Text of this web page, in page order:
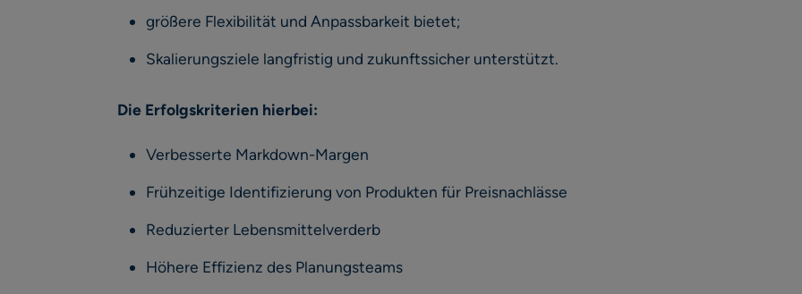
größere Flexibilität und Anpassbarkeit bietet;
Skalierungsziele langfristig und zukunftssicher unterstützt.
Die Erfolgskriterien hierbei:
Verbesserte Markdown-Margen
Frühzeitige Identifizierung von Produkten für Preisnachlässe
Reduzierter Lebensmittelverderb
Höhere Effizienz des Planungsteams